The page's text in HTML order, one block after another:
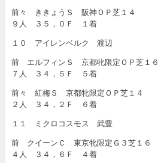
前々 ききょうＳ 阪神ＯＰ芝１４
９人 ３５，０Ｆ １着
１０ アイレンベルク 渡辺
前 エルフィンＳ 京都牝限定ＯＰ芝１６
７人 ３４，５Ｆ ５着
前々 紅梅Ｓ 京都牝限定ＯＰ芝１４
２人 ３４，２Ｆ ６着
１１ ミクロコスモス 武豊
前 クイーンＣ 東京牝限定Ｇ３芝１６
４人 ３４，６Ｆ ４着